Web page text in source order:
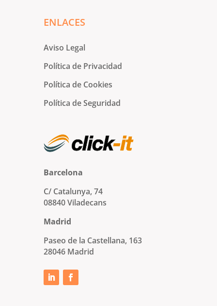
ENLACES
Aviso Legal
Política de Privacidad
Política de Cookies
Política de Seguridad
Barcelona
C/ Catalunya, 74
08840 Viladecans
Madrid
Paseo de la Castellana, 163
28046 Madrid